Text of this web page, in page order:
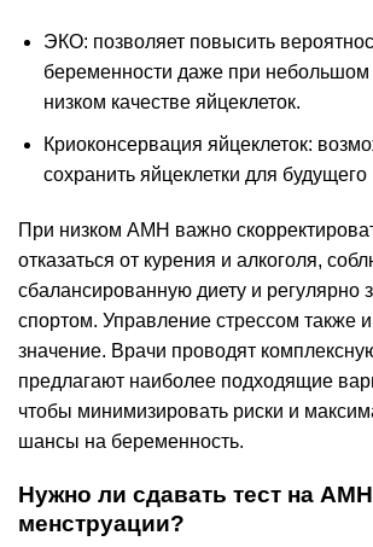
ЭКО: позволяет повысить
беременности даже при небольшом
низком качестве яйцеклеток.
Криоконсервация яйцеклеток:
сохранить яйцеклетки для
При низком AMH важно
отказаться от курения и алкоголя,
сбалансированную диету и регулярно
спортом. Управление стрессом также
значение. Врачи проводят
предлагают наиболее подходящие
чтобы минимизировать риски и
шансы на беременность.
Нужно ли сдавать тест на
менструации?